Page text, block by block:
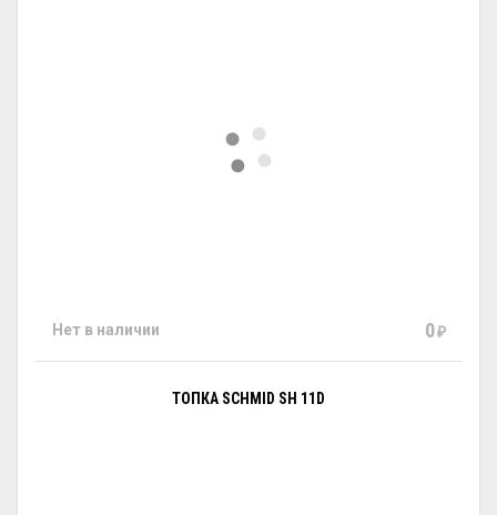
Нет в наличии 0₽
ТОПКА SCHMID SH 11D